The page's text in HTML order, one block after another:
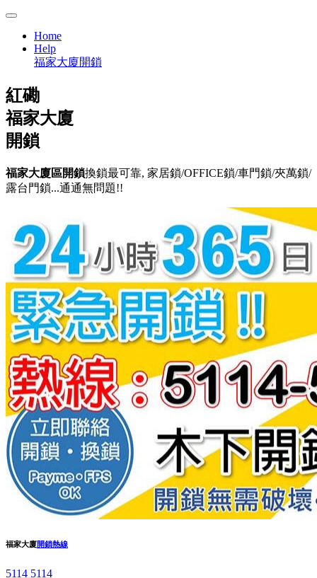
Home
Help
福家大廈開鎖
紅磡
福家大廈
開鎖
福家大廈區開鎖換鎖最可靠, 家居鎖/OFFICE鎖/車門鎖/夾萬鎖/
露台門鎖...通通無問題!!
福家大廈開鎖熱線
5114 5114